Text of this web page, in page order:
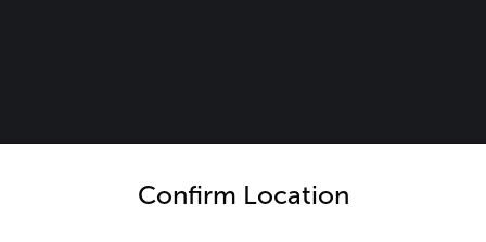
Confirm Location
and language from the options below to access the